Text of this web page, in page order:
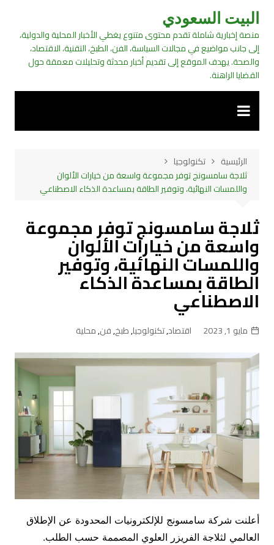
التجاوز
المحتوى
البيت السعودي
منصة إخبارية شاملة تقدم محتوى متنوع يغطي الأخبار المحلية والدولية،
إلى جانب مواضيع في مجالات السياسة، الفن، الطبخ، التقنية، الاقتصاد،
والصحة. يهدف الموقع إلى تقديم أخبار محدثة وتحليلات معمقة حول
القضايا الراهنة.
الرئيسية
تكنولوجيا
ثلاجة سامسونج توفر مجموعة واسعة من خيارات الألوان
واللمسات النهائية، وتوفير الطاقة بمساعدة الذكاء الاصطناعي
ثلاجة سامسونج توفر مجموعة
واسعة من خيارات الألوان
واللمسات النهائية، وتوفير
الطاقة بمساعدة الذكاء
الاصطناعي
مايو 1, 2023 اقتصاد,تكنولوجيا,طبخ,فن,محلية
أعلنت شركة سامسونج للإلكترونيات المحدودة عن الإطلاق
العالمي لثلاجة الفريزر العلوي المصممة حسب الطلب.